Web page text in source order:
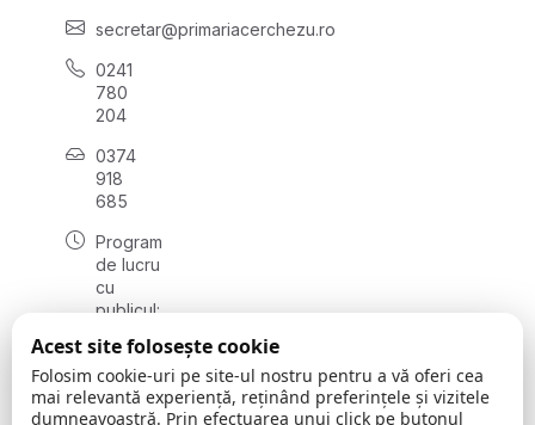
secretar@primariacerchezu.ro
0241
780
204
0374
918
685
Program
de lucru
cu
publicul:
08:00 -
16:30
, vineri:
Acest site folosește cookie
Folosim cookie-uri pe site-ul nostru pentru a vă oferi cea
mai relevantă experiență, reținând preferințele și vizitele
dumneavoastră. Prin efectuarea unui click pe butonul